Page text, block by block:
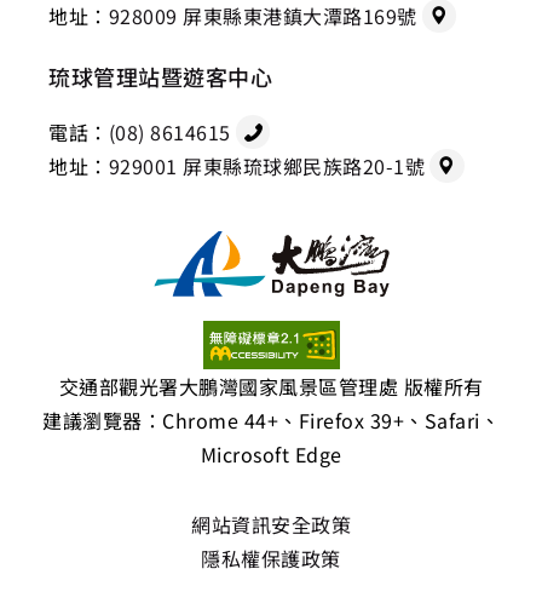
地址： 928009 屏東縣東港鎮大潭路169號
琉球管理站暨遊客中心
電話： (08) 8614615
地址： 929001 屏東縣琉球鄉民族路20-1號
交通部觀光署大鵬灣國家風景區管理處 版權所有
建議瀏覽器：Chrome 44+、Firefox 39+、Safari、
Microsoft Edge
網站資訊安全政策
隱私權保護政策